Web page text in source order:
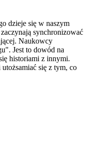
dzieje się w naszym
synchronizować
Naukowcy
Jest to dowód na
historiami z innymi.
się z tym, co